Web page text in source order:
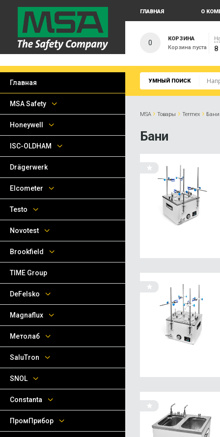
ГЛАВНАЯ О
0
КОРЗИНА
Корзина пуста
УМНЫЙ ПОИСК
MSA › Товары › Termex › Бани
Бани
Главная
MSA Safety
Honeywell
ISC-OLDHAM
Drägerwerk
Elcometer
Testo
Novotest
Brookfield
TIME Group
DeFelsko
Magnaflux
Метолаб
SaluTron
SNOL
Сonstanta
ПромПрибор